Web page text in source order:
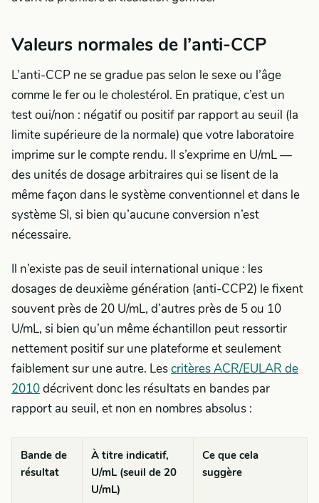
Valeurs normales de l’anti-CCP
L’anti-CCP ne se gradue pas selon le sexe ou l’âge
comme le fer ou le cholestérol. En pratique, c’est un
test oui/non : négatif ou positif par rapport au seuil (la
limite supérieure de la normale) que votre laboratoire
imprime sur le compte rendu. Il s’exprime en U/mL —
des unités de dosage arbitraires qui se lisent de la
même façon dans le système conventionnel et dans le
système SI, si bien qu’aucune conversion n’est
nécessaire.
Il n’existe pas de seuil international unique : les
dosages de deuxième génération (anti-CCP2) le fixent
souvent près de 20 U/mL, d’autres près de 5 ou 10
U/mL, si bien qu’un même échantillon peut ressortir
nettement positif sur une plateforme et seulement
faiblement sur une autre. Lescritères ACR/EULAR de
2010décrivent donc les résultats en bandes par
rapport au seuil, et non en nombres absolus :
Bande de
résultat
À titre indicatif,
U/mL (seuil de 20
U/mL)
Ce que cela
suggère